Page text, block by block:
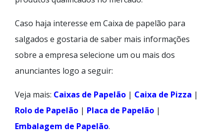
Caso haja interesse em Caixa de papelão para
salgados e gostaria de saber mais informações
sobre a empresa selecione um ou mais dos
anunciantes logo a seguir:
Veja mais: Caixas de Papelão | Caixa de Pizza |
Rolo de Papelão | Placa de Papelão |
Embalagem de Papelão.